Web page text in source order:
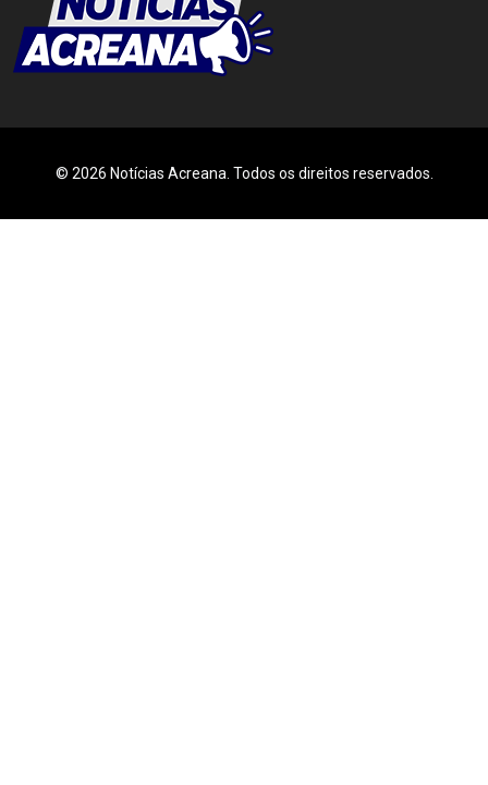
© 2026 Notícias Acreana. Todos os direitos reservados.